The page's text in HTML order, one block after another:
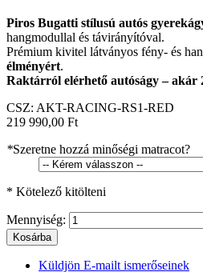
Piros Bugatti stílusú autós
hangmodullal és távirányítóval.
Prémium kivitel látványos fény- és
élményért.
Raktárról elérhető autóságy – akár
CSZ: AKT-RACING-RS1-RED
219 990,00 Ft
*Szeretne hozzá minőségi matracot?
* Kötelező kitölteni
Mennyiség:
Kosárba
Küldjön E-mailt ismerőseinek